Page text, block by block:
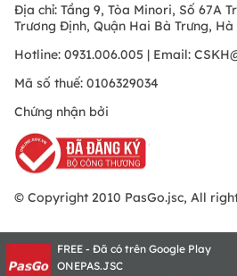
Địa chỉ: Tầng 9, Tòa Minori, Số 67A
Trương Định, Quận Hai Bà Trưng, Hà
Hotline: 0931.006.005 | Email:
Mã số thuế: 0106329034
Chứng nhận bởi
© Copyright 2010 PasGo.jsc, All
FREE - Đã có trên Google Play
ONEPAS.JSC